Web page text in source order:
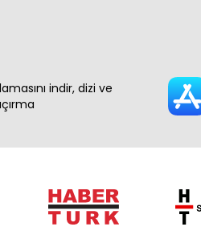
indir, dizi ve